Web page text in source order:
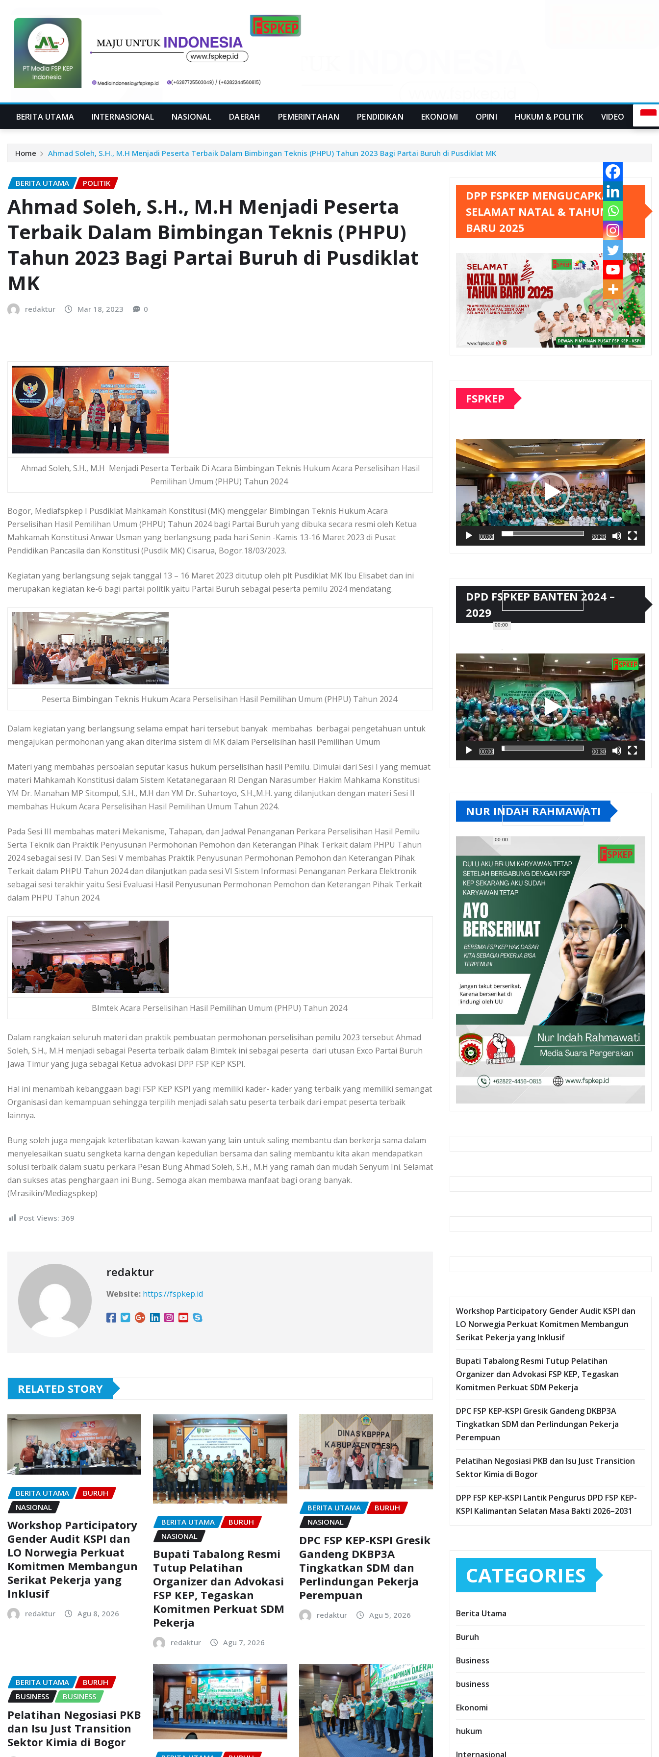
BERITA UTAMA INTERNASIONAL NASIONAL DAERAH PEMERINTAHAN PENDIDIKAN EKONOMI OPINI HUKUM & POLITIK VIDEO
Home Ahmad Soleh, S.H., M.H Menjadi Peserta Terbaik Dalam Bimbingan Teknis (PHPU) Tahun 2023 Bagi Partai Buruh di Pusdiklat MK
BERITA UTAMA POLITIK
Ahmad Soleh, S.H., M.H Menjadi Peserta
Terbaik Dalam Bimbingan Teknis (PHPU)
Tahun 2023 Bagi Partai Buruh di Pusdiklat
MK
redaktur Mar 18, 2023 0
Ahmad Soleh, S.H., M.H Menjadi Peserta Terbaik Di Acara Bimbingan Teknis Hukum Acara Perselisihan Hasil
Pemilihan Umum (PHPU) Tahun 2024
Bogor, Mediafspkep I Pusdiklat Mahkamah Konstitusi (MK) menggelar Bimbingan Teknis Hukum Acara
Perselisihan Hasil Pemilihan Umum (PHPU) Tahun 2024 bagi Partai Buruh yang dibuka secara resmi oleh Ketua
Mahkamah Konstitusi Anwar Usman yang berlangsung pada hari Senin -Kamis 13-16 Maret 2023 di Pusat
Pendidikan Pancasila dan Konstitusi (Pusdik MK) Cisarua, Bogor.18/03/2023.
Kegiatan yang berlangsung sejak tanggal 13 – 16 Maret 2023 ditutup oleh plt Pusdiklat MK Ibu Elisabet dan ini
merupakan kegiatan ke-6 bagi partai politik yaitu Partai Buruh sebagai peserta pemilu 2024 mendatang.
Peserta Bimbingan Teknis Hukum Acara Perselisihan Hasil Pemilihan Umum (PHPU) Tahun 2024
Dalam kegiatan yang berlangsung selama empat hari tersebut banyak membahas berbagai pengetahuan untuk
mengajukan permohonan yang akan diterima sistem di MK dalam Perselisihan hasil Pemilihan Umum
Materi yang membahas persoalan seputar kasus hukum perselisihan hasil Pemilu. Dimulai dari Sesi I yang memuat
materi Mahkamah Konstitusi dalam Sistem Ketatanegaraan RI Dengan Narasumber Hakim Mahkama Konstitusi
YM Dr. Manahan MP Sitompul, S.H., M.H dan YM Dr. Suhartoyo, S.H.,M.H. yang dilanjutkan dengan materi Sesi II
membahas Hukum Acara Perselisihan Hasil Pemilihan Umum Tahun 2024.
Pada Sesi III membahas materi Mekanisme, Tahapan, dan Jadwal Penanganan Perkara Perselisihan Hasil Pemilu
Serta Teknik dan Praktik Penyusunan Permohonan Pemohon dan Keterangan Pihak Terkait dalam PHPU Tahun
2024 sebagai sesi IV. Dan Sesi V membahas Praktik Penyusunan Permohonan Pemohon dan Keterangan Pihak
Terkait dalam PHPU Tahun 2024 dan dilanjutkan pada sesi VI Sistem Informasi Penanganan Perkara Elektronik
sebagai sesi terakhir yaitu Sesi Evaluasi Hasil Penyusunan Permohonan Pemohon dan Keterangan Pihak Terkait
dalam PHPU Tahun 2024.
BImtek Acara Perselisihan Hasil Pemilihan Umum (PHPU) Tahun 2024
Dalam rangkaian seluruh materi dan praktik pembuatan permohonan perselisihan pemilu 2023 tersebut Ahmad
Soleh, S.H., M.H menjadi sebagai Peserta terbaik dalam Bimtek ini sebagai peserta dari utusan Exco Partai Buruh
Jawa Timur yang juga sebagai Ketua advokasi DPP FSP KEP KSPI.
Hal ini menambah kebanggaan bagi FSP KEP KSPI yang memiliki kader- kader yang terbaik yang memiliki semangat
Organisasi dan kemampuan sehingga terpilih menjadi salah satu peserta terbaik dari empat peserta terbaik
lainnya.
Bung soleh juga mengajak keterlibatan kawan-kawan yang lain untuk saling membantu dan berkerja sama dalam
menyelesaikan suatu sengketa karna dengan kepedulian bersama dan saling membantu kita akan mendapatkan
solusi terbaik dalam suatu perkara Pesan Bung Ahmad Soleh, S.H., M.H yang ramah dan mudah Senyum Ini. Selamat
dan sukses atas penghargaan ini Bung.. Semoga akan membawa manfaat bagi orang banyak.
(Mrasikin/Mediagspkep)
Post Views: 369
redaktur
Website: https://fspkep.id
RELATED STORY
BERITA UTAMA
BURUH
NASIONAL
Workshop Participatory
Gender Audit KSPI dan
LO Norwegia Perkuat
Komitmen Membangun
Serikat Pekerja yang
Inklusif
redaktur Agu 8, 2026
BERITA UTAMA
BURUH
NASIONAL
Bupati Tabalong Resmi
Tutup Pelatihan
Organizer dan Advokasi
FSP KEP, Tegaskan
Komitmen Perkuat SDM
Pekerja
redaktur Agu 7, 2026
BERITA UTAMA
BURUH
NASIONAL
DPC FSP KEP-KSPI Gresik
Gandeng DKBP3A
Tingkatkan SDM dan
Perlindungan Pekerja
Perempuan
redaktur Agu 5, 2026
BERITA UTAMA
BURUH
BUSINESS
BUSINESS
Pelatihan Negosiasi PKB
dan Isu Just Transition
Sektor Kimia di Bogor
DPP FSPKEP MENGUCAPKAN
SELAMAT NATAL & TAHUN
BARU 2025
FSPKEP
Video
00:00
00:00
00:20
DPD FSPKEP BANTEN 2024 –
2029
00:00
00:00
00:30
NUR INDAH RAHMAWATI
Workshop Participatory Gender Audit KSPI dan
LO Norwegia Perkuat Komitmen Membangun
Serikat Pekerja yang Inklusif
Bupati Tabalong Resmi Tutup Pelatihan
Organizer dan Advokasi FSP KEP, Tegaskan
Komitmen Perkuat SDM Pekerja
DPC FSP KEP-KSPI Gresik Gandeng DKBP3A
Tingkatkan SDM dan Perlindungan Pekerja
Perempuan
Pelatihan Negosiasi PKB dan Isu Just Transition
Sektor Kimia di Bogor
DPP FSP KEP-KSPI Lantik Pengurus DPD FSP KEP-
KSPI Kalimantan Selatan Masa Bakti 2026–2031
CATEGORIES
Berita Utama
Buruh
Business
business
Ekonomi
hukum
Internasional